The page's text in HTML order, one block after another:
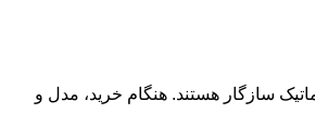
با گیربکس‌های دستی و اتوماتیک سازگار هستند. هنگام خرید، مدل و